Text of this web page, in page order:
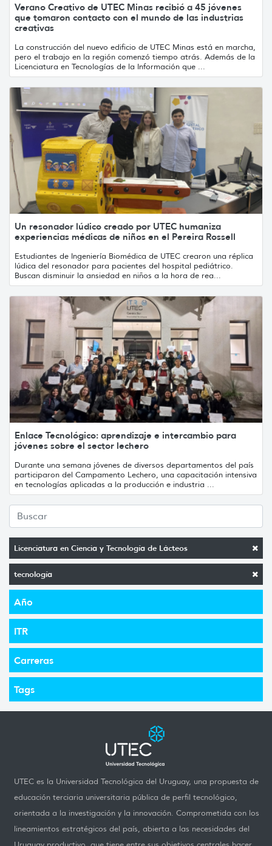
Licenciatura en Ciencia y Tecnología de Lácteos
tecnología
Año
ITR
Carreras
Tags
Verano Creativo de UTEC Minas recibió a 45 jóvenes
que tomaron contacto con el mundo de las industrias
creativas
La construcción del nuevo edificio de UTEC Minas está en marcha,
pero el trabajo en la región comenzó tiempo atrás. Además de la
Licenciatura en Tecnologías de la Información que ...
Un resonador lúdico creado por UTEC humaniza
experiencias médicas de niños en el Pereira Rossell
Estudiantes de Ingeniería Biomédica de UTEC crearon una réplica
lúdica del resonador para pacientes del hospital pediátrico.
Buscan disminuir la ansiedad en niños a la hora de rea...
Enlace Tecnológico: aprendizaje e intercambio para
jóvenes sobre el sector lechero
Durante una semana jóvenes de diversos departamentos del país
participaron del Campamento Lechero, una capacitación intensiva
en tecnologías aplicadas a la producción e industria ...
UTEC es la Universidad Tecnológica del Uruguay, una propuesta de
educación terciaria universitaria pública de perfil tecnológico,
orientada a la investigación y la innovación. Comprometida con los
lineamientos estratégicos del país, abierta a las necesidades del